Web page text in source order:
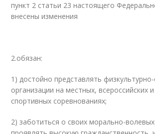
пункт 2 статьи 23 настоящего
внесены изменения
2.обязан:
1) достойно представлять
организации на местных, всероссийских
спортивных соревнованиях;
2) заботиться о своих морально-волевых